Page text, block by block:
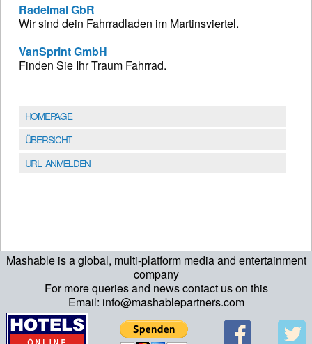
Mashable is a global, multi-platform media and entertainment
company
For more queries and news contact us on this
Email: info@mashablepartners.com
Radelmal GbR
Wir sind dein Fahrradladen im Martinsviertel.
VanSprint GmbH
Finden Sie Ihr Traum Fahrrad.
HOMEPAGE
ÜBERSICHT
URL ANMELDEN